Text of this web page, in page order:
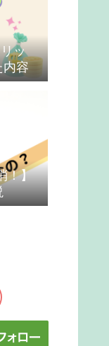
ッ
内容
！】